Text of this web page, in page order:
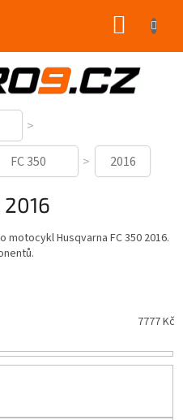
FC 350 2016
Husqvarna FC 350 2016.
7777Kč